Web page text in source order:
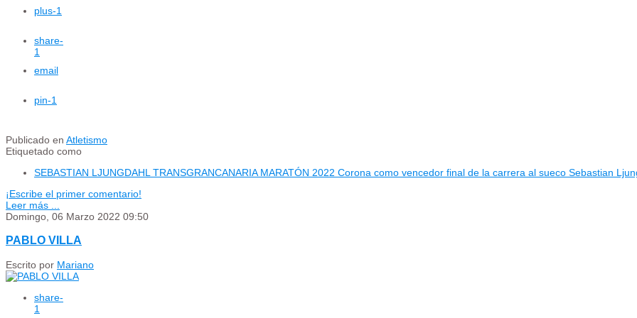
plus-1
share-
1
email
pin-1
Publicado en Atletismo
Etiquetado como
SEBASTIAN LJUNGDAHL TRANSGRANCANARIA MARATÓN 2022 Corona como vencedor final de la carrera al sueco Sebastian
¡Escribe el primer comentario!
Leer más ...
Domingo, 06 Marzo 2022 09:50
PABLO VILLA
Escrito por Mariano
share-
1